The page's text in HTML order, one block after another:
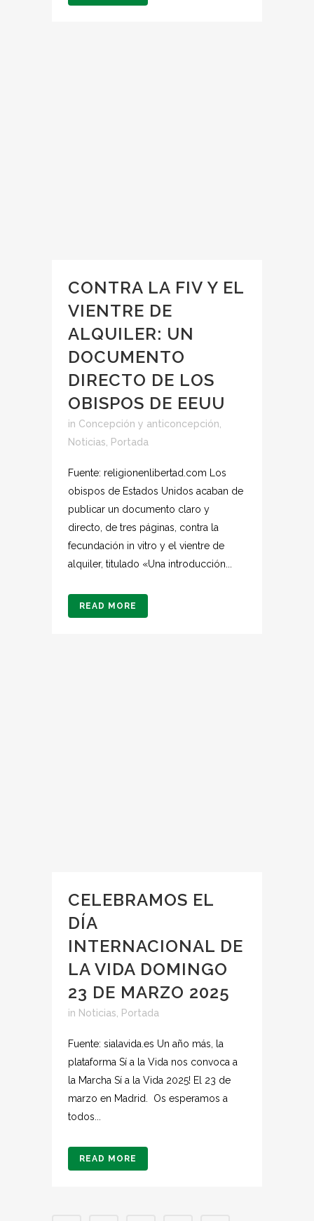
CONTRA LA FIV Y EL
VIENTRE DE
ALQUILER: UN
DOCUMENTO
DIRECTO DE LOS
OBISPOS DE EEUU
in Concepción y anticoncepción
Noticias
Portada
Fuente: religionenlibertad.com Los
obispos de Estados Unidos acaban de
publicar un documento claro y
directo, de tres páginas, contra la
fecundación in vitro y el vientre de
alquiler, titulado «Una introducción...
READ MORE
CELEBRAMOS EL
DÍA
INTERNACIONAL DE
LA VIDA DOMINGO
23 DE MARZO 2025
in Noticias Portada
Fuente: sialavida.es Un año más, la
plataforma Sí a la Vida nos convoca a
la Marcha Sí a la Vida 2025! El 23 de
marzo en Madrid. Os esperamos a
todos...
READ MORE